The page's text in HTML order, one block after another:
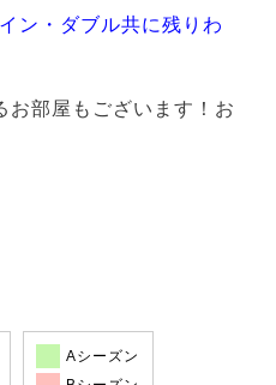
ン・ダブル共に残りわ
部屋もございます！お
Aシーズン